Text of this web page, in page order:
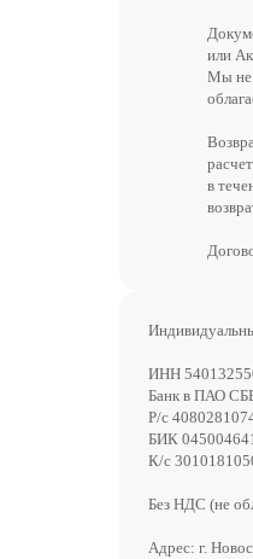
или
Мы не
в
ИНН
Банк в ПАО
Р/с
БИК
К/с
Без НДС (не
Адрес: г.